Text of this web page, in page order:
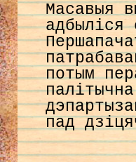
Масавыя
адбыліся
потым
пад